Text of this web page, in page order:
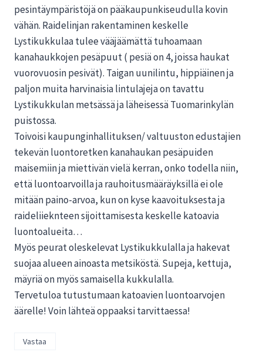
pesintäympäristöjä on pääkaupunkiseudulla kovin
vähän. Raidelinjan rakentaminen keskelle
Lystikukkulaa tulee vääjäämättä tuhoamaan
kanahaukkojen pesäpuut ( pesiä on 4, joissa haukat
vuorovuosin pesivät). Taigan uunilintu, hippiäinen ja
paljon muita harvinaisia lintulajeja on tavattu
Lystikukkulan metsässä ja läheisessä Tuomarinkylän
puistossa.
Toivoisi kaupunginhallituksen/ valtuuston edustajien
tekevän luontoretken kanahaukan pesäpuiden
maisemiin ja miettivän vielä kerran, onko todella niin,
että luontoarvoilla ja rauhoitusmääräyksillä ei ole
mitään paino-arvoa, kun on kyse kaavoituksesta ja
raideliieknteen sijoittamisesta keskelle katoavia
luontoalueita…
Myös peurat oleskelevat Lystikukkulalla ja hakevat
suojaa alueen ainoasta metsiköstä. Supeja, kettuja,
mäyriä on myös samaisella kukkulalla.
Tervetuloa tutustumaan katoavien luontoarvojen
äärelle! Voin lähteä oppaaksi tarvittaessa!
Vastaa